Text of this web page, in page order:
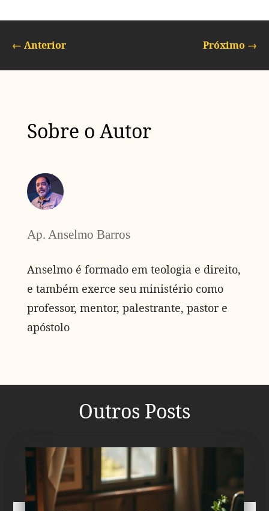
← Anterior Próximo →
Sobre o Autor
Ap. Anselmo Barros
Anselmo é formado em teologia e direito,
e também exerce seu ministério como
professor, mentor, palestrante, pastor e
apóstolo
Outros Posts